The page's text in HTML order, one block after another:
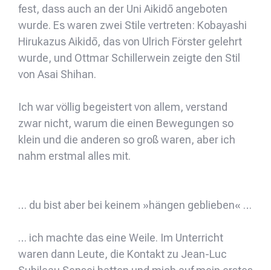
fest, dass auch an der Uni Aikidō angeboten
wurde. Es waren zwei Stile vertreten: Kobayashi
Hirukazus Aikidō, das von Ulrich Förster gelehrt
wurde, und Ottmar Schillerwein zeigte den Stil
von Asai Shihan.
Ich war völlig begeistert von allem, verstand
zwar nicht, warum die einen Bewegungen so
klein und die anderen so groß waren, aber ich
nahm erstmal alles mit.
… du bist aber bei keinem »hängen geblieben« …
… ich machte das eine Weile. Im Unterricht
waren dann Leute, die Kontakt zu Jean-Luc